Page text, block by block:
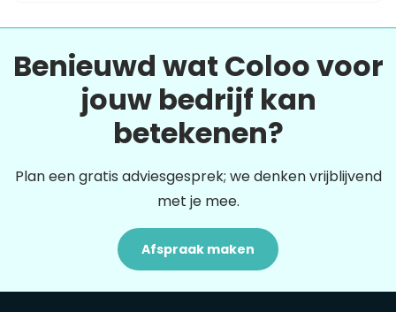
Benieuwd wat Coloo voor
jouw bedrijf kan
betekenen?
Plan een gratis adviesgesprek; we denken vrijblijvend
met je mee.
Afspraak maken